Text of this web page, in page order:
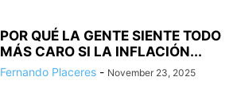
POR QUÉ LA GENTE SIENTE TODO
MÁS CARO SI LA INFLACIÓN...
Fernando Placeres - November 23, 2025